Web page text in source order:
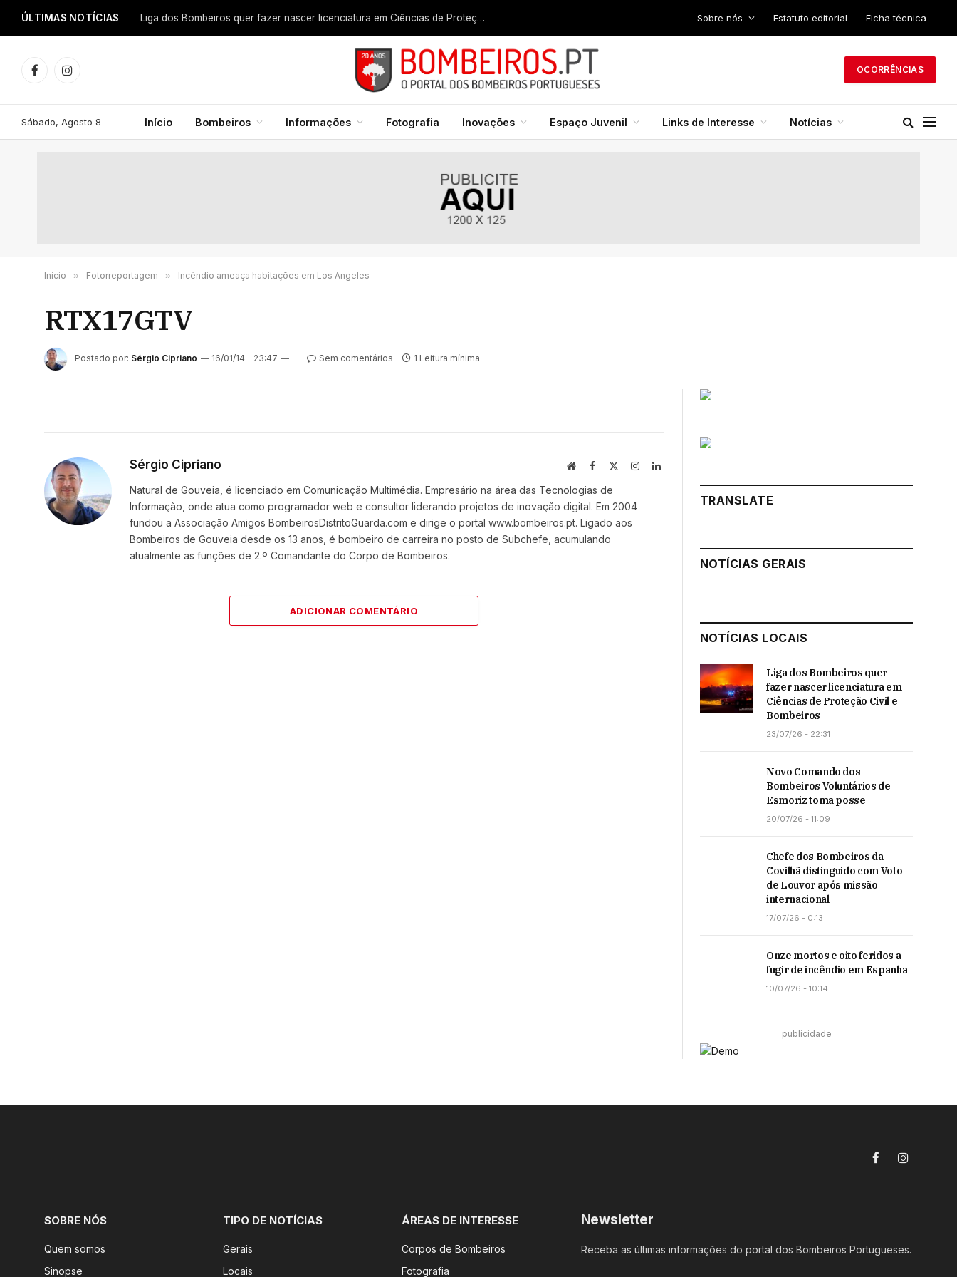
ÚLTIMAS NOTÍCIAS Liga dos Bombeiros quer fazer nascer licenciatura em Ciências de Proteção Civil e Bombeiros Sobre nós Estatuto editorial Ficha técnica
FacebookInstagram
OCORRÊNCIAS
Sábado, Agosto 8 Início Bombeiros Informações Fotografia Inovações Espaço Juvenil Links de Interesse Notícias
Início » Fotorreportagem » Incêndio ameaça habitações em Los Angeles
RTX17GTV
Postado por: Sérgio Cipriano 16/01/14 - 23:47 Sem comentários 1 Leitura mínima
Sérgio Cipriano WebsiteFacebook InstagramLinkedIn
Natural de Gouveia, é licenciado em Comunicação Multimédia. Empresário na área das Tecnologias de
Informação, onde atua como programador web e consultor liderando projetos de inovação digital. Em 2004
fundou a Associação Amigos BombeirosDistritoGuarda.com e dirige o portal www.bombeiros.pt. Ligado aos
Bombeiros de Gouveia desde os 13 anos, é bombeiro de carreira no posto de Subchefe, acumulando
atualmente as funções de 2.º Comandante do Corpo de Bombeiros.
ADICIONAR COMENTÁRIO
TRANSLATE
NOTÍCIAS GERAIS
NOTÍCIAS LOCAIS
Liga dos Bombeiros quer
fazer nascer licenciatura em
Ciências de Proteção Civil e
Bombeiros
23/07/26 - 22:31
Novo Comando dos
Bombeiros Voluntários de
Esmoriz toma posse
20/07/26 - 11:09
Chefe dos Bombeiros da
Covilhã distinguido com Voto
de Louvor após missão
internacional
17/07/26 - 0:13
Onze mortos e oito feridos a
fugir de incêndio em Espanha
10/07/26 - 10:14
publicidade
FacebookInstagram
SOBRE NÓS
Quem somos
Sinopse
TIPO DE NOTÍCIAS
Gerais
Locais
ÁREAS DE INTERESSE
Corpos de Bombeiros
Fotografia
Newsletter
Receba as últimas informações do portal dos Bombeiros Portugueses.